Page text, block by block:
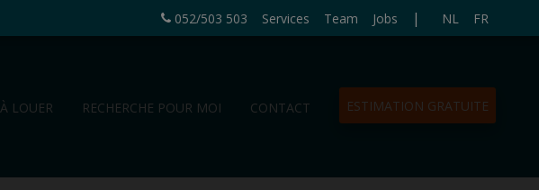
052/503 503 Services Team Jobs | NL FR
À LOUER RECHERCHE POUR MOI CONTACT ESTIMATION GRATUITE